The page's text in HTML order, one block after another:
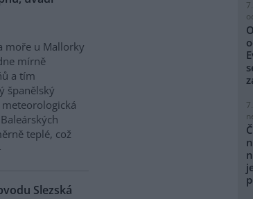
moře u Mallorky
mírně
a tím
španělský
teplé, což
Slezská